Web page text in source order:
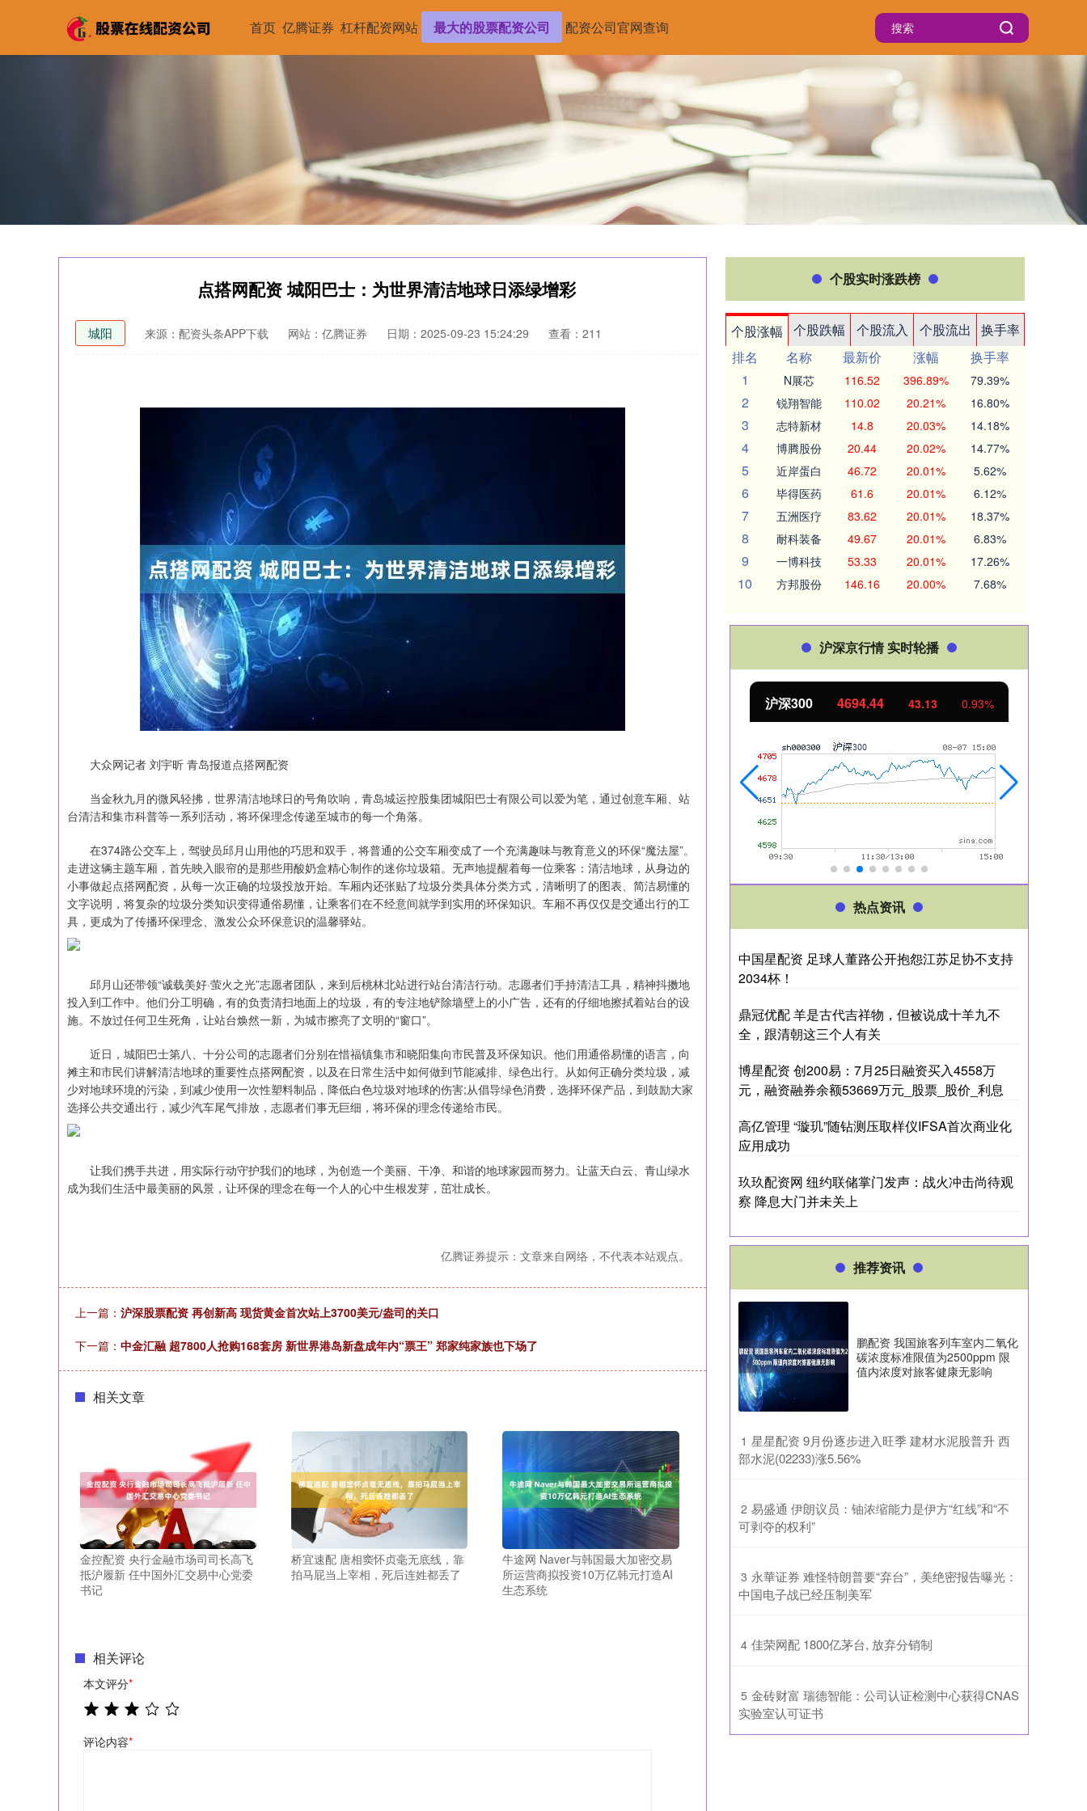
首页 亿腾证券 杠杆配资网站 最大的股票配资公司 配资公司官网查询
点搭网配资 城阳巴士：为世界清洁地球日添绿增彩
城阳 来源：配资头条APP下载 网站：亿腾证券 日期：2025-09-23 15:24:29 查看：211
大众网记者 刘宇昕 青岛报道点搭网配资
当金秋九月的微风轻拂，世界清洁地球日的号角吹响，青岛城运控股集团城阳巴士有限公司以爱为笔，通过创意车厢、站
台清洁和集市科普等一系列活动，将环保理念传递至城市的每一个角落。
在374路公交车上，驾驶员邱月山用他的巧思和双手，将普通的公交车厢变成了一个充满趣味与教育意义的环保“魔法屋”。
走进这辆主题车厢，首先映入眼帘的是那些用酸奶盒精心制作的迷你垃圾箱。无声地提醒着每一位乘客：清洁地球，从身边的
小事做起点搭网配资，从每一次正确的垃圾投放开始。车厢内还张贴了垃圾分类具体分类方式，清晰明了的图表、简洁易懂的
文字说明，将复杂的垃圾分类知识变得通俗易懂，让乘客们在不经意间就学到实用的环保知识。车厢不再仅仅是交通出行的工
具，更成为了传播环保理念、激发公众环保意识的温馨驿站。
邱月山还带领“诚载美好·萤火之光”志愿者团队，来到后桃林北站进行站台清洁行动。志愿者们手持清洁工具，精神抖擞地
投入到工作中。他们分工明确，有的负责清扫地面上的垃圾，有的专注地铲除墙壁上的小广告，还有的仔细地擦拭着站台的设
施。不放过任何卫生死角，让站台焕然一新，为城市擦亮了文明的“窗口”。
近日，城阳巴士第八、十分公司的志愿者们分别在惜福镇集市和晓阳集向市民普及环保知识。他们用通俗易懂的语言，向
摊主和市民们讲解清洁地球的重要性点搭网配资，以及在日常生活中如何做到节能减排、绿色出行。从如何正确分类垃圾，减
少对地球环境的污染，到减少使用一次性塑料制品，降低白色垃圾对地球的伤害;从倡导绿色消费，选择环保产品，到鼓励大家
选择公共交通出行，减少汽车尾气排放，志愿者们事无巨细，将环保的理念传递给市民。
让我们携手共进，用实际行动守护我们的地球，为创造一个美丽、干净、和谐的地球家园而努力。让蓝天白云、青山绿水
成为我们生活中最美丽的风景，让环保的理念在每一个人的心中生根发芽，茁壮成长。
亿腾证券提示：文章来自网络，不代表本站观点。
上一篇： 沪深股票配资 再创新高 现货黄金首次站上3700美元/盎司的关口
下一篇： 中金汇融 超7800人抢购168套房 新世界港岛新盘成年内“票王” 郑家纯家族也下场了
相关文章
金控配资 央行金融市场司司长高飞
抵沪履新 任中国外汇交易中心党委
书记
桥宜速配 唐相窦怀贞毫无底线，靠
拍马屁当上宰相，死后连姓都丢了
牛途网 Naver与韩国最大加密交易
所运营商拟投资10万亿韩元打造AI
生态系统
相关评论
本文评分*
评论内容*
个股实时涨跌榜
个股涨幅 个股跌幅 个股流入 个股流出
换手率
排名
名称 最新价 涨幅
换手率
1
N展芯 116.52 396.89% 79.39%
2 锐翔智能 110.02 20.21% 16.80%
3 志特新材 14.8 20.03% 14.18%
4 博腾股份 20.44 20.02% 14.77%
5 近岸蛋白 46.72 20.01% 5.62%
6 毕得医药 61.6 20.01% 6.12%
7 五洲医疗 83.62 20.01% 18.37%
8 耐科装备 49.67 20.01% 6.83%
9 一博科技 53.33 20.01% 17.26%
10 方邦股份 146.16 20.00% 7.68%
沪深京行情 实时轮播
深证成指 14311.01 北证50 1134.24 11.37 1.01%
热点资讯
中国星配资 足球人董路公开抱怨江苏足协不支持
2034杯！
鼎冠优配 羊是古代吉祥物，但被说成十羊九不
全，跟清朝这三个人有关
博星配资 创200易：7月25日融资买入4558万
元，融资融券余额53669万元_股票_股价_利息
高亿管理 “璇玑”随钻测压取样仪IFSA首次商业化
应用成功
玖玖配资网 纽约联储掌门发声：战火冲击尚待观
察 降息大门并未关上
推荐资讯
鹏配资 我国旅客列车室内二氧化
碳浓度标准限值为2500ppm 限
值内浓度对旅客健康无影响
1 ​星星配资 9月份逐步进入旺季 建材水泥股普升 西
部水泥(02233)涨5.56%
2 ​易盛通 伊朗议员：铀浓缩能力是伊方“红线”和“不
可剥夺的权利”
3 ​永華证券 难怪特朗普要“弃台”，美绝密报告曝光：
中国电子战已经压制美军
4 ​佳荣网配 1800亿茅台, 放弃分销制
5 ​金砖财富 瑞德智能：公司认证检测中心获得CNAS
实验室认可证书